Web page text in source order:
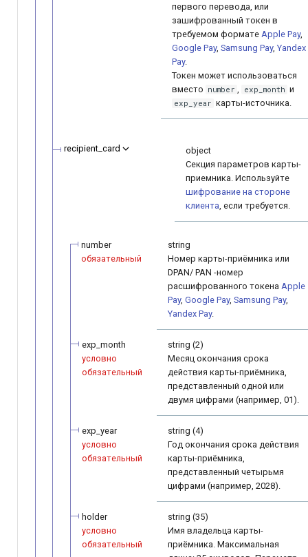
первого перевода, или
зашифрованный токен в
требуемом формате Apple Pay,
Google Pay, Samsung Pay, Yandex
Pay.
Токен может использоваться
вместо number exp_month и
exp_year карты-источника.
recipient_card
object
Секция параметров карты-
приемника. Используйте
шифрование на стороне
клиента , если требуется.
number
обязательный
string
Номер карты-приёмника или
DPAN/ PAN -номер
расшифрованного токена Apple
Pay, Google Pay, Samsung Pay,
Yandex Pay.
exp_month
условно
обязательный
string (2)
Месяц окончания срока
действия карты-приёмника,
представленный одной или
двумя цифрами (например, 01).
exp_year
условно
обязательный
string (4)
Год окончания срока действия
карты-приёмника,
представленный четырьмя
цифрами (например, 2028).
holder
условно
обязательный
string (35)
Имя владельца карты-
приёмника. Максимальная